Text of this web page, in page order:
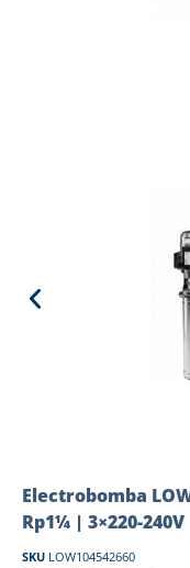
Electrobomba
Rp1¼ | 3×220-240V
SKU LOW104542660